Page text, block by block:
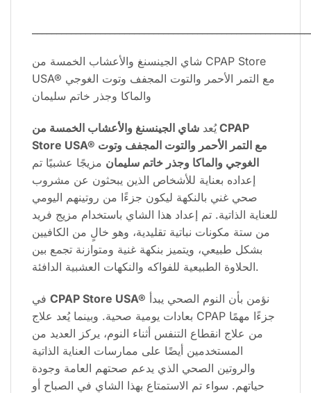
شاي الجينسنغ والأعشاب الخمسة من CPAP Store
USA® مع التمر الأحمر والتوت المجفف وتوت الغوجي
والماكا وجذر خاتم سليمان
يُعد شاي الجينسنغ والأعشاب الخمسة من CPAP
Store USA® مع التمر الأحمر والتوت المجفف وتوت
الغوجي والماكا وجذر خاتم سليمان مزيجًا عشبيًا تم
إعداده بعناية للأشخاص الذين يبحثون عن مشروب
صحي غني بالنكهة ليكون جزءًا من روتينهم اليومي
للعناية الذاتية. تم إعداد هذا الشاي باستخدام مزيج فريد
من ستة مكونات نباتية تقليدية، وهو خالٍ من الكافيين
بشكل طبيعي، ويتميز بنكهة غنية ومتوازنة تجمع بين
الحلاوة الطبيعية للفواكه والنكهات العشبية الدافئة.
CPAP Store USA®
بعادات يومية صحية. وبينما يُعد علاج CPAP جزءًا مهمًا
من علاج انقطاع التنفس أثناء النوم، يركز العديد من
المستخدمين أيضًا على ممارسات العناية الذاتية
والروتين الصحي الذي يدعم صحتهم العامة وجودة
حياتهم. سواء تم الاستمتاع بهذا الشاي في الصباح أو